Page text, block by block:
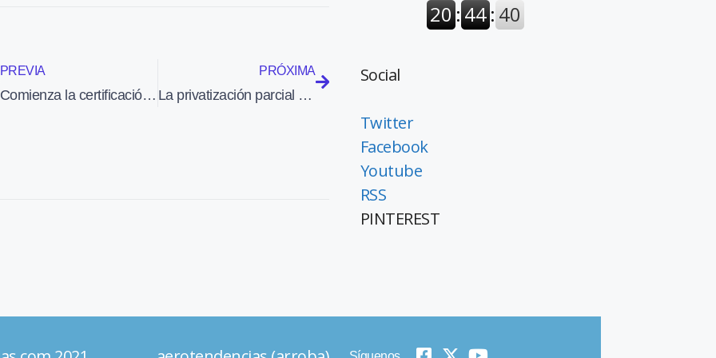
PREVIA
Comienza la certificación del primer satélite de Galileo
PRÓXIMA
La privatización parcial de AENA no afectará a las condiciones laborales de sus empleados
Social
Twitter
Facebook
Youtube
RSS
PINTEREST